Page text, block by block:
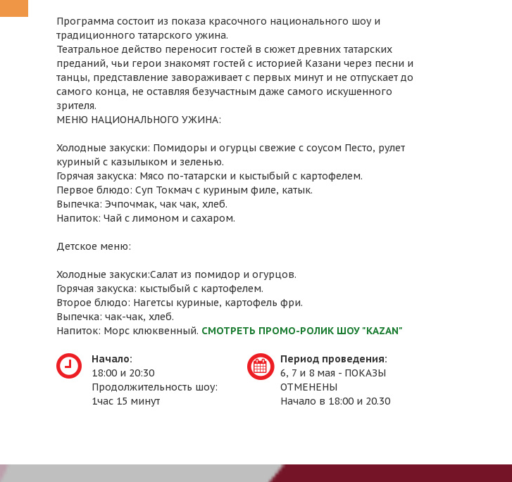
Программа состоит из показа красочного национального шоу и
традиционного татарского ужина.
Театральное действо переносит гостей в сюжет древних татарских
преданий, чьи герои знакомят гостей с историей Казани через песни и
танцы, представление завораживает с первых минут и не отпускает до
самого конца, не оставляя безучастным даже самого искушенного
зрителя.
МЕНЮ НАЦИОНАЛЬНОГО УЖИНА:
Холодные закуски: Помидоры и огурцы свежие с соусом Песто, рулет
куриный с казылыком и зеленью.
Горячая закуска: Мясо по-татарски и кыстыбый с картофелем.
Первое блюдо: Суп Токмач с куриным филе, катык.
Выпечка: Эчпочмак, чак чак, хлеб.
Напиток: Чай с лимоном и сахаром.
Детское меню:
Холодные закуски:Салат из помидор и огурцов.
Горячая закуска: кыстыбый с картофелем.
Второе блюдо: Нагетсы куриные, картофель фри.
Выпечка: чак-чак, хлеб.
Напиток: Морс клюквенный. СМОТРЕТЬ ПРОМО-РОЛИК ШОУ "KAZAN"
Начало:
18:00 и 20:30
Продолжительность шоу:
1час 15 минут
Период проведения:
6, 7 и 8 мая - ПОКАЗЫ
ОТМЕНЕНЫ
Начало в 18:00 и 20.30